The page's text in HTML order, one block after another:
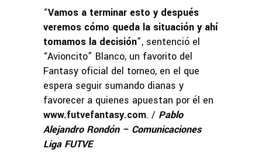
“Vamos a terminar esto y después
veremos cómo queda la situación y ahí
tomamos la decisión”, sentenció el
“Avioncito” Blanco, un favorito del
Fantasy oficial del torneo, en el que
espera seguir sumando dianas y
favorecer a quienes apuestan por él en
www.futvefantasy.com. / Pablo
Alejandro Rondón – Comunicaciones
Liga FUTVE